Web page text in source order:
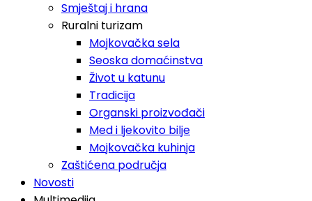
Smještaj i hrana
Ruralni turizam
Mojkovačka sela
Seoska domaćinstva
Život u katunu
Tradicija
Organski proizvođači
Med i ljekovito bilje
Mojkovačka kuhinja
Zaštićena područja
Novosti